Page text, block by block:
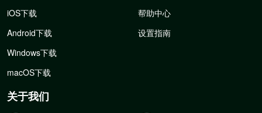
iOS下载
Android下载
Windows下载
macOS下载
帮助中心
设置指南
关于我们